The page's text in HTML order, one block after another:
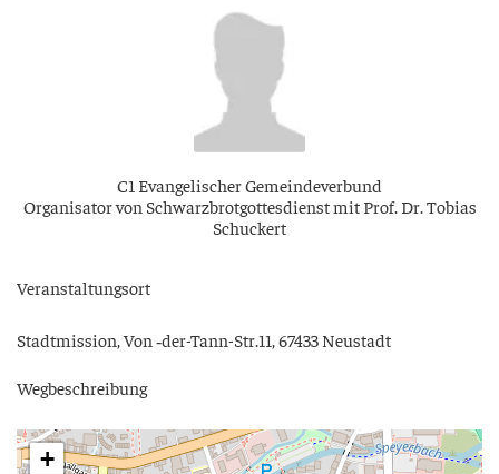
C1 Evan­ge­li­scher Gemeindeverbund
Orga­ni­sa­tor von Schwarz­brot­got­tes­dienst mit Prof. Dr. Tobi­as
Schuckert
Ver­an­stal­tungs­ort
Stadt­mis­si­on, Von ‑der-Tann-Str.11, 67433 Neustadt
Weg­be­schrei­bung
+